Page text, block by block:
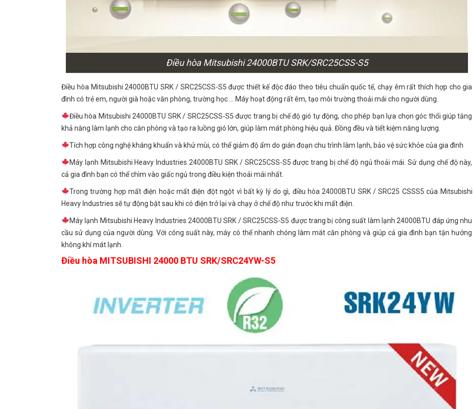
Điều hòa Mitsubishi 24000BTU SRK/SRC25CSS-S5
Điều hòa Mitsubishi 24000BTU SRK / SRC25CSS-S5 được thiết kế độc đáo theo tiêu chuẩn quốc tế, chạy êm rất thích hợp cho gia
đình có trẻ em, người già hoặc văn phòng, trường học … Máy hoạt động rất êm, tạo môi trường thoải mái cho người dùng.
Điều hòa Mitsubishi 24000BTU SRK / SRC25CSS-S5 được trang bị chế độ gió tự động, cho phép bạn lựa chọn góc thổi giúp tăng
khả năng làm lạnh cho căn phòng và tạo ra luồng gió lớn, giúp làm mát phòng hiệu quả. Đồng đều và tiết kiệm năng lượng.
Tích hợp công nghệ kháng khuẩn và khử mùi, có thể giảm độ ẩm do gián đoạn chu trình làm lạnh, bảo vệ sức khỏe của gia đình
Máy lạnh Mitsubishi Heavy Industries 24000BTU SRK / SRC25CSS-S5 được trang bị chế độ ngủ thoải mái. Sử dụng chế độ này,
cả gia đình bạn có thể chìm vào giấc ngủ trong điều kiện thoải mái nhất.
Trong trường hợp mất điện hoặc mất điện đột ngột vì bất kỳ lý do gì, điều hòa 24000BTU SRK / SRC25 CSSS5 của Mitsubishi
Heavy Industries sẽ tự động bật sau khi có điện trở lại và chạy ở chế độ như trước khi mất điện.
Máy lạnh Mitsubishi Heavy Industries 24000BTU SRK / SRC25CSS-S5 được trang bị công suất làm lạnh 24000BTU đáp ứng nhu
cầu sử dụng của người dùng. Với công suất này, máy có thể nhanh chóng làm mát căn phòng và giúp cả gia đình bạn tận hưởng
không khí mát lạnh.
Điều hòa MITSUBISHI 24000 BTU SRK/SRC24YW-S5